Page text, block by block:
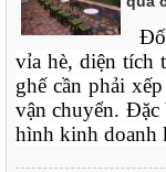
vỉa hè, diện tích
ghế cần phải
vận chuyển. Đặc
hình kinh doanh